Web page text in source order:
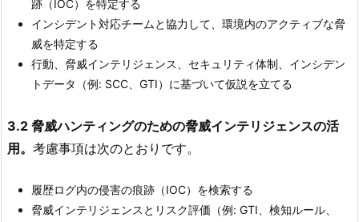
跡（IOC）を特定する
インシデント対応チームと協力して、環境内のアクティブな脅
威を特定する
行動、脅威インテリジェンス、セキュリティ体制、インシデン
トデータ（例: SCC、GTI）に基づいて仮説を立てる
3.2 脅威ハンティングのための脅威インテリジェンスの活
用。 考慮事項は次のとおりです。
履歴ログ内の侵害の痕跡（IOC）を検索する
脅威インテリジェンスとリスク評価（例: GTI、検知ルール、